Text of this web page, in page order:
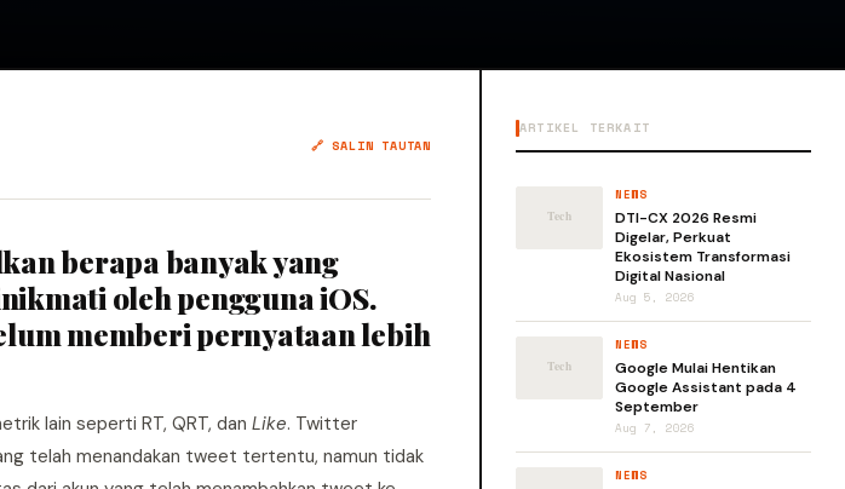
🔗 SALIN TAUTAN
berapa banyak yang
oleh pengguna iOS.
memberi pernyataan lebih
lain seperti RT, QRT, dan Like. Twitter
telah menandakan tweet tertentu, namun tidak
ARTIKEL TERKAIT
NEWS
DTI-CX 2026 Resmi
Digelar, Perkuat
Ekosistem Transformasi
Digital Nasional
Aug 5, 2026
NEWS
Google Mulai Hentikan
Google Assistant pada 4
September
Aug 7, 2026
NEWS